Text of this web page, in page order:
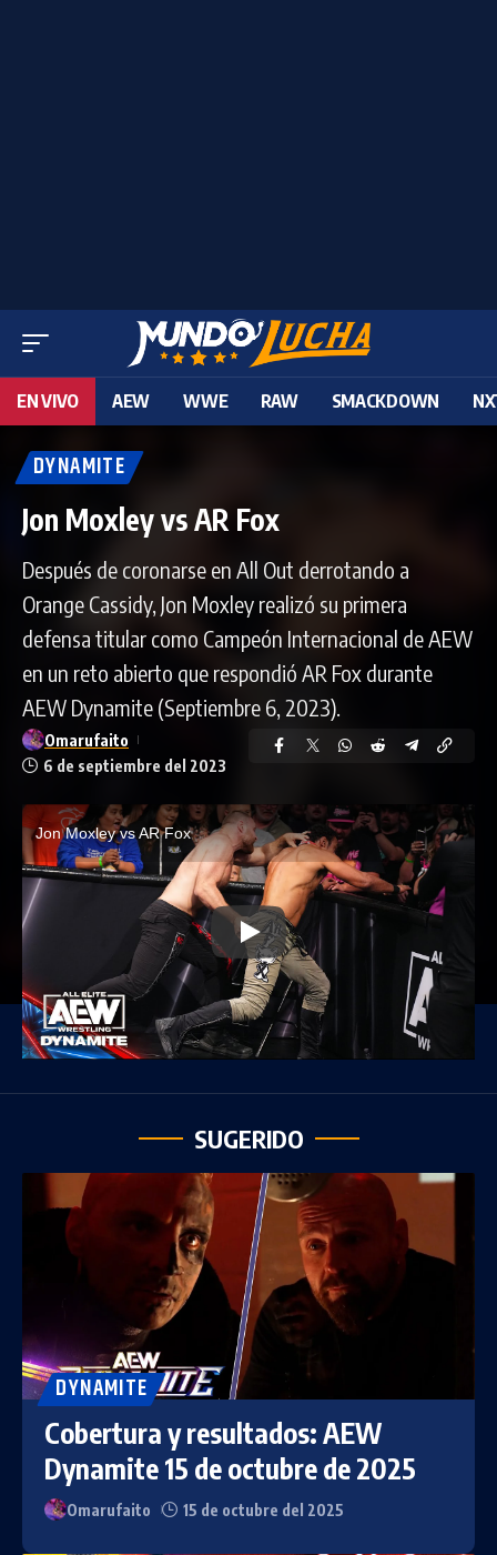
EN VIVO AEW WWE RAW SMACKDOWN
DYNAMITE
Jon Moxley vs AR Fox
Después de coronarse en All Out derrotando a
Orange Cassidy, Jon Moxley realizó su primera
defensa titular como Campeón Internacional de AEW
en un reto abierto que respondió AR Fox durante
AEW Dynamite (Septiembre 6, 2023).
Omarufaito
6 de septiembre del 2023
Jon Moxley vs AR Fox
SUGERIDO
DYNAMITE
Cobertura y resultados: AEW
Dynamite 15 de octubre de 2025
Omarufaito 15 de octubre del 2025